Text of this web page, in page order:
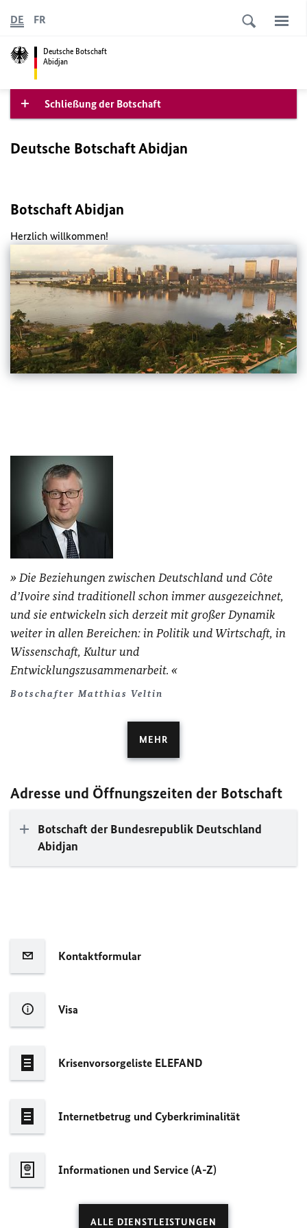
Deutsche Botschaft
Abidjan
DE FR
Schließung der Botschaft
Deutsche Botschaft Abidjan
Botschaft Abidjan
Herzlich willkommen!
Die Beziehungen zwischen Deutschland und Côte
d’Ivoire sind traditionell schon immer ausgezeichnet,
und sie entwickeln sich derzeit mit großer Dynamik
weiter in allen Bereichen: in Politik und Wirtschaft, in
Wissenschaft, Kultur und
Entwicklungszusammenarbeit.
Botschafter Matthias Veltin
MEHR
Adresse und Öffnungszeiten der Botschaft
Botschaft der Bundesrepublik Deutschland
Abidjan
Kontaktformular
Visa
Krisenvorsorgeliste ELEFAND
Internetbetrug und Cyberkriminalität
Informationen und Service (A-Z)
ALLE DIENSTLEISTUNGEN